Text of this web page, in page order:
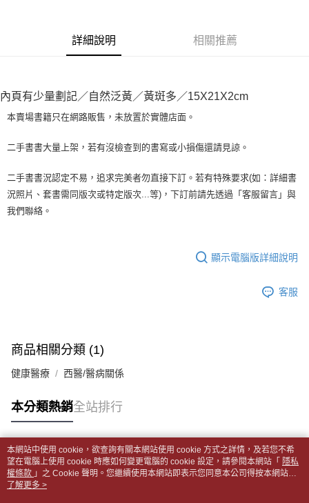
1.本服務由台灣大哥大提供，台灣大哥大用戶可立即使用無須另外申請。
流程，驗證手機門號後，選擇欲分期的期數、繳款截止日，確認付款後即完
3.實際核准額度、可分期數及費用金額請依後續交易確認頁面所載為準。
消。如遇「轉專審核」未通過狀況，表示未達大哥付你分期系統評分，恕無
法說明評估內容。
【繳款方式說明】
1.分期款項不併入電信帳單，「大哥付你分期」於每月結算日後寄送繳費提
用戶於交易時，得透過本服務購買商品或服務，並由商店將買賣／分期付款
由本公司與您本人進行分期帳單所需資料之確認、核對及更正。
3.完整用戶服務條款，請詳閱以下連結：
AFTEE先享後付
相關說明
便利好安心！
２．便利：只要手機號碼，簡訊認證，即可結帳。
３．安心：先確認商品／服務後，再付款。
【「AFTEE先享後付」結帳流程】
３．收到繳費通知簡訊後14天內，點擊此簡訊中的連結，可透過四大超商／
※ 請注意：結帳手續完成當下不需立刻繳費，但若您需要取消訂單，請聯絡
購買商品的店家。未經商家同意取消之訂單仍視為有效，需透過AFTEE先享
客戶支援中心」https://netprotections.freshdesk.com/support/home
【注意事項】
易，需依本服務之必要範圍內提供個人資料，並將交易相關給付款項請求債
權轉讓予恩沛科技股份有限公司。
２．關於個人資料處理事宜，請瀏覽以下網址：
https://aftee.tw/terms/#terms3
３．未成年的使用者請事先徵得法定代理人或監護人之同意方可使用
「AFTEE先享後付」，若未經同意申辦者引起之損失，本公司不負相關責
任。
４．使用「AFTEE先享後付」時，將依據個別帳號之用戶狀況，依本公司即
運送方式
全家取貨付款【書籍"本數"8本以上，建議使用中華郵政宅配包
裹】
7-11取貨付款【書籍"本數"8本以上，建議使用中華郵政宅配
每筆NT$65，滿NT$688(含以上)免運費
中華郵政包裹
每筆NT$65，滿NT$688(含以上)免運費
中華郵政包裹(離島)
每筆NT$65，滿NT$688(含以上)免運費
詳細說明 相關推薦
內頁有少量劃記／自然泛黃／黃斑多／15X21X2cm
本賣場書籍只在網路販售，未放置於實體店面。
二手書書大量上架，若有沒檢查到的書寫或小損傷還請見諒。
二手書書況認定不易，追求完美者勿直接下訂。若有特殊要求(如：詳細書
況照片、套書需同版次或特定版次...等)，下訂前請先透過「客服留言」與
我們聯絡。
顯示電腦版詳細說明
客服
商品相關分類 (1)
健康醫療 西醫/醫病關係
本分類熱銷全站排行
熱門標籤
本網站中使用 cookie，欲查詢有關本網站使用 cookie 方式之詳情，及若您不希
望在電腦上使用 cookie 時應如何變更電腦的 cookie 設定，請參閱本網站「 隱私
權條款 」之 Cookie 聲明。您繼續使用本網站即表示您同意本公司得按本網站使
用條款之 Cookie 聲明使用 cookie。
了解更多 >